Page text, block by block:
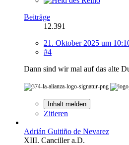
Beiträge
12.391
21. Oktober 2025 um
#4
Dann sind wir mal auf das alte
Inhalt melden
Zitieren
Adrián Guitiño de Nevarez
XIII. Canciller a.D.